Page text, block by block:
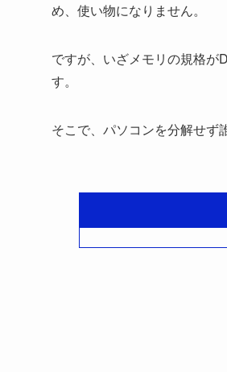
め、使い物になりません。
ですが、いざメモリの規格が
す。
そこで、パソコンを分解せず